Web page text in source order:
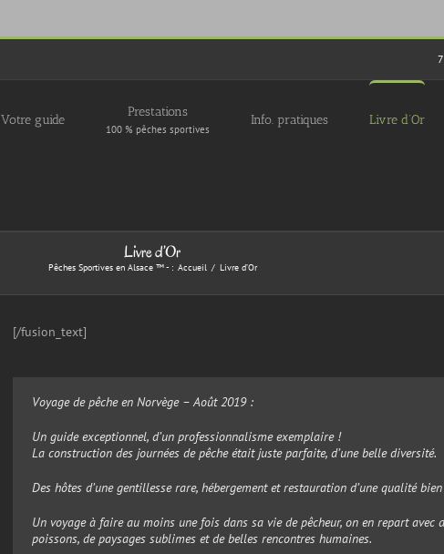
Votre guide
Prestations
100 % pêches sportives
Info. pratiques Livre d’Or
Livre d’Or
Pêches Sportives en Alsace ™ - : Accueil Livre d’Or
[/fusion_text]
Voyage de pêche en Norvège – Août 2019 :
Un guide exceptionnel, d’un professionnalisme exemplaire !
La construction des journées de pêche était juste parfaite, d’une belle diversité.
Des hôtes d’une gentillesse rare, hébergement et restauration d’une qualité
Un voyage à faire au moins une fois dans sa vie de pêcheur, on en repart avec
poissons, de paysages sublimes et de belles rencontres humaines.